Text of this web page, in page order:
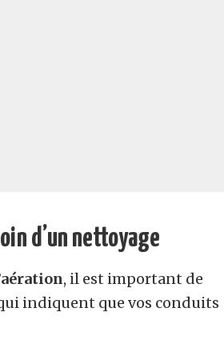
d’un nettoyage
, il est important de
indiquent que vos conduits